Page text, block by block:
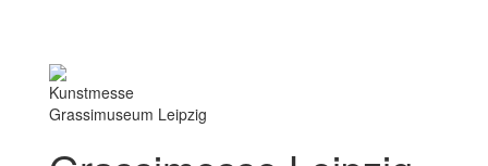
Kunstmesse
Grassimuseum Leipzig